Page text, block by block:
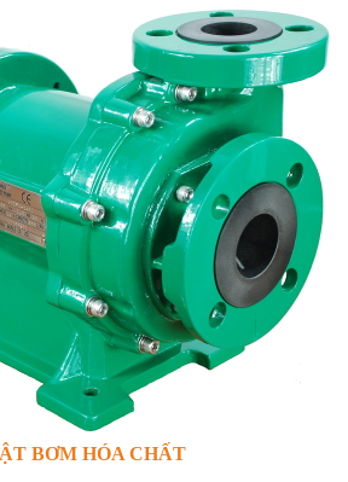
BƠM HÓA CHẤT